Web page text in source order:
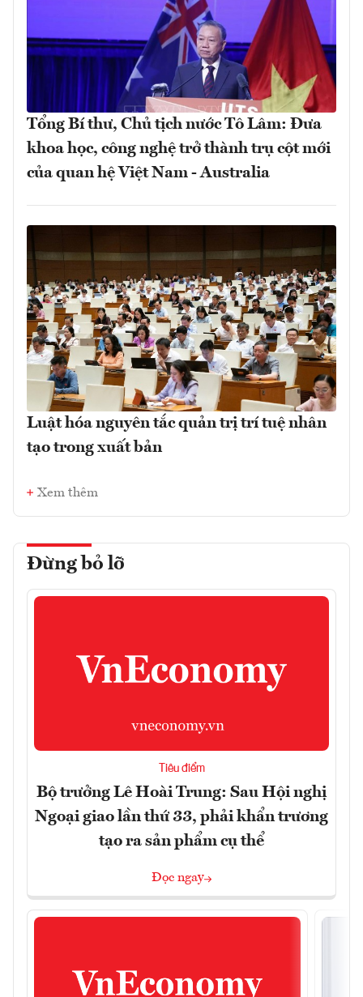
Tổng Bí thư, Chủ tịch nước Tô Lâm: Đưa
khoa học, công nghệ trở thành trụ cột mới
của quan hệ Việt Nam - Australia
Luật hóa nguyên tắc quản trị trí tuệ nhân
tạo trong xuất bản
Xem thêm
Đừng bỏ lỡ
Tiêu điểm
Bộ trưởng Lê Hoài Trung: Sau Hội nghị
Ngoại giao lần thứ 33, phải khẩn trương
tạo ra sản phẩm cụ thể
Đọc ngay